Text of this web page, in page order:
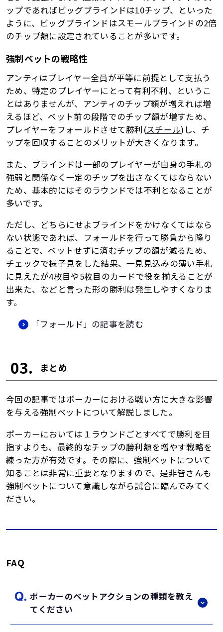
ップであればビッグブラインドは10チップ、といった
ように、ビッグブラインドはスモールブラインドの2倍
のチップ額に設定されていることが多いです。
強制ベットの戦略性
アンティはプレイヤー全員が平等に前提として支払う
ため、特定のプレイヤーにとって有利不利、というこ
とはありませんが、アンティのチップ額が増えれば増
えるほど、ベット前の段階でのチップ額が増すため、
プレイヤーをフォールドさせて勝利(スチール)し、チ
ップを回収することのメリットが大きくなります。
また、ブラインドは一部のプレイヤーが自身の手札の
強弱と関係なく一定のチップを出さなくてはならない
ため、基本的にはそのラウンドでは不利となることが
多いです。
ただし、どちらにせよブラインドをかけなくてはなら
ない状態であれば、フォールドを行って勝負から降り
ることで、ベットせずに済むチップの額が減るため、
チェックで様子見をした結果、一見見込みの薄い手札
に見えたが4枚目や5枚目のカードで役を揃えることが
出来た、などと言った形の勝利は発生しやすくなりま
す。
「フォールド」の記事を読む
03. まとめ
今回の記事ではポーカーにおける戦い方に大きな影響
を与える強制ベットについて解説しました。
ポーカーにおいては１ラウンドごとすべてで勝利を目
指すよりも、最終的なチップの勝利額を増やす戦略を
練った方が有効です。その際に、強制ベットについて
知ることは非常に重要となりますので、是非皆さんも
強制ベットについて意識しながら試合に臨んでみてく
ださい。
FAQ
ポーカーのベットアクションの種類を教え
てください